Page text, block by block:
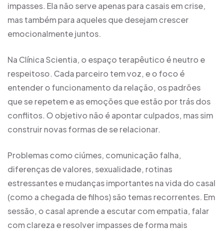
impasses. Ela não serve apenas para casais em crise,
mas também para aqueles que desejam crescer
emocionalmente juntos.
Na Clínica Scientia, o espaço terapêutico é neutro e
respeitoso. Cada parceiro tem voz, e o foco é
entender o funcionamento da relação, os padrões
que se repetem e as emoções que estão por trás dos
conflitos. O objetivo não é apontar culpados, mas sim
construir novas formas de se relacionar.
Problemas como ciúmes, comunicação falha,
diferenças de valores, sexualidade, rotinas
estressantes e mudanças importantes na vida do casal
(como a chegada de filhos) são temas recorrentes. Em
sessão, o casal aprende a escutar com empatia, falar
com clareza e resolver impasses de forma mais